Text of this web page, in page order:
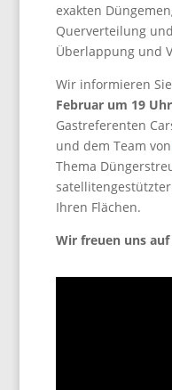
exakten
Querverteilung
Überlappung und
Wir informieren
Februar um 19 Uhr
Gastreferenten
und dem Team von
Thema
Ihren Flächen.
Wir freuen uns